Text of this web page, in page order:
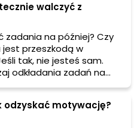
walczyć z
zadania na później? Czy
przeszkodą w
tak, nie jesteś sam.
odkładania zadań na
i prowadzić do stresu
artykule dowiesz się, jak
i zwiększyć swoją
odzyskać motywację?